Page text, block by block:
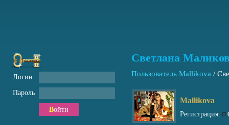
Светлана
Пользователь Mallikova /
Mallikova
Регистрация:
Логин
Пароль
Войти